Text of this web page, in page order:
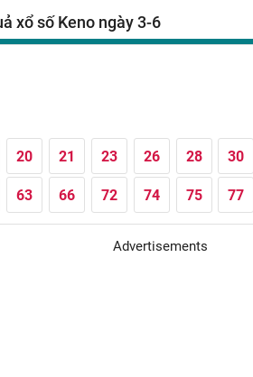
xổ số Keno ngày 3-6
20 21 23 26 28 30
63 66 72 74 75 77
Advertisements